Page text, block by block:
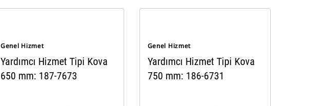
Genel Hizmet
Yardımcı Hizmet Tipi Kova
650 mm: 187-7673
Genel Hizmet
Yardımcı Hizmet Tipi Kova
750 mm: 186-6731